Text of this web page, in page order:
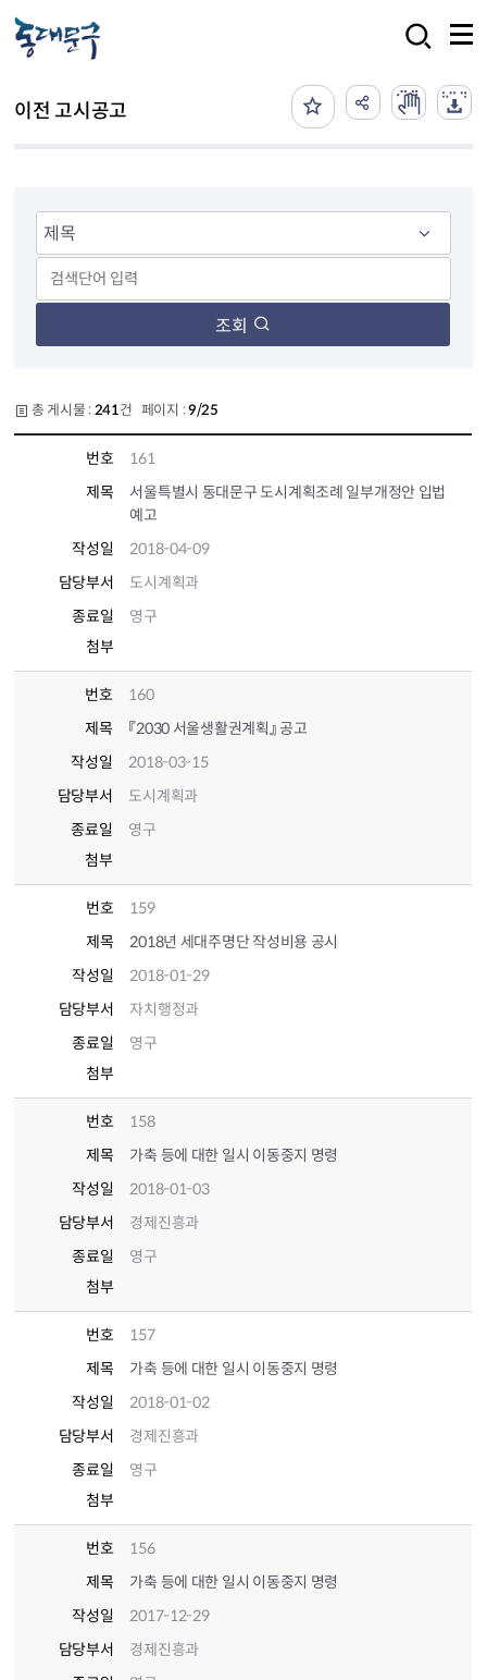
이전 고시공고
조회
총 게시물 : 241건 페이지 :9/25
번호
161
제목
서울특별시 동대문구 도시계획조례 일부개정안 입법
예고
작성일
2018-04-09
담당부서
도시계획과
종료일
영구
첨부
번호
160
제목
『2030 서울생활권계획』 공고
작성일
2018-03-15
담당부서
도시계획과
종료일
영구
첨부
번호
159
제목
2018년 세대주명단 작성비용 공시
작성일
2018-01-29
담당부서
자치행정과
종료일
영구
첨부
번호
158
제목
가축 등에 대한 일시 이동중지 명령
작성일
2018-01-03
담당부서
경제진흥과
종료일
영구
첨부
번호
157
제목
가축 등에 대한 일시 이동중지 명령
작성일
2018-01-02
담당부서
경제진흥과
종료일
영구
첨부
번호
156
제목
가축 등에 대한 일시 이동중지 명령
작성일
2017-12-29
담당부서
경제진흥과